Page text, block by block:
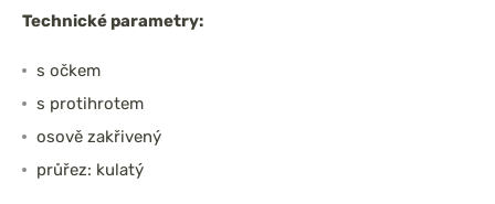
Technické parametry:
s očkem
s protihrotem
osově zakřivený
průřez: kulatý